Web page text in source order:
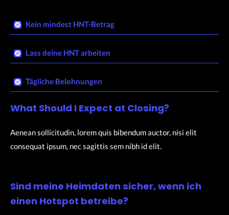
Kein mindest HNT-Betrag​
Lass deine HNT arbeiten
Tägliche Belohnungen​
What Should I Expect at Closing?
Aenean sollicitudin, lorem quis bibendum auctor, nisi elit
consequat ipsum, nec sagittis sem nibh id elit.
Sind meine Heimdaten sicher, wenn ich
einen Hotspot betreibe?